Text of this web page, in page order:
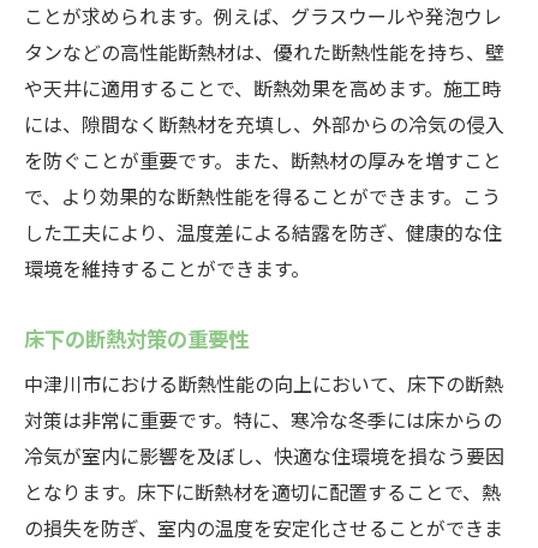
ことが求められます。例えば、グラスウールや発泡ウレ
タンなどの高性能断熱材は、優れた断熱性能を持ち、壁
や天井に適用することで、断熱効果を高めます。施工時
には、隙間なく断熱材を充填し、外部からの冷気の侵入
を防ぐことが重要です。また、断熱材の厚みを増すこと
で、より効果的な断熱性能を得ることができます。こう
した工夫により、温度差による結露を防ぎ、健康的な住
環境を維持することができます。
床下の断熱対策の重要性
中津川市における断熱性能の向上において、床下の断熱
対策は非常に重要です。特に、寒冷な冬季には床からの
冷気が室内に影響を及ぼし、快適な住環境を損なう要因
となります。床下に断熱材を適切に配置することで、熱
の損失を防ぎ、室内の温度を安定化させることができま